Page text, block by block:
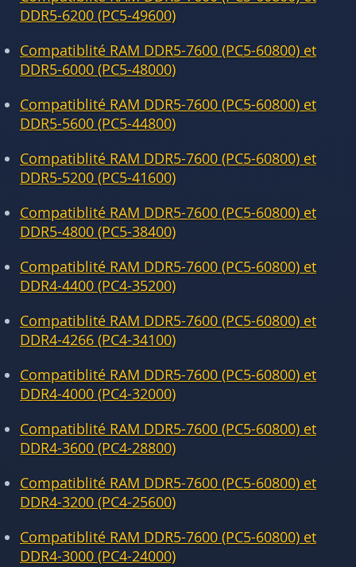
DDR5-6200 (PC5-49600)
Compatiblité RAM DDR5-7600 (PC5-60800) et
DDR5-6000 (PC5-48000)
Compatiblité RAM DDR5-7600 (PC5-60800) et
DDR5-5600 (PC5-44800)
Compatiblité RAM DDR5-7600 (PC5-60800) et
DDR5-5200 (PC5-41600)
Compatiblité RAM DDR5-7600 (PC5-60800) et
DDR5-4800 (PC5-38400)
Compatiblité RAM DDR5-7600 (PC5-60800) et
DDR4-4400 (PC4-35200)
Compatiblité RAM DDR5-7600 (PC5-60800) et
DDR4-4266 (PC4-34100)
Compatiblité RAM DDR5-7600 (PC5-60800) et
DDR4-4000 (PC4-32000)
Compatiblité RAM DDR5-7600 (PC5-60800) et
DDR4-3600 (PC4-28800)
Compatiblité RAM DDR5-7600 (PC5-60800) et
DDR4-3200 (PC4-25600)
Compatiblité RAM DDR5-7600 (PC5-60800) et
DDR4-3000 (PC4-24000)